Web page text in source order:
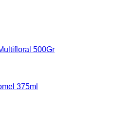
500Gr
375ml